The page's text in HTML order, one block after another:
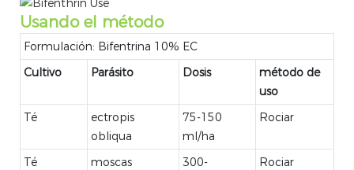
Usando el método
Formulación: Bifentrina 10% EC
Cultivo
Parásito Dosis
método de
uso
Té
ectropis
obliqua
75-150
ml/ha
Rociar
Té
moscas
300-
Rociar